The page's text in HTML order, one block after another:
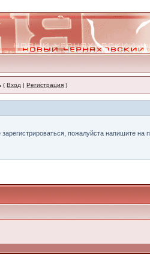
(Вход |Регистрация )
пожалуйста напишите на